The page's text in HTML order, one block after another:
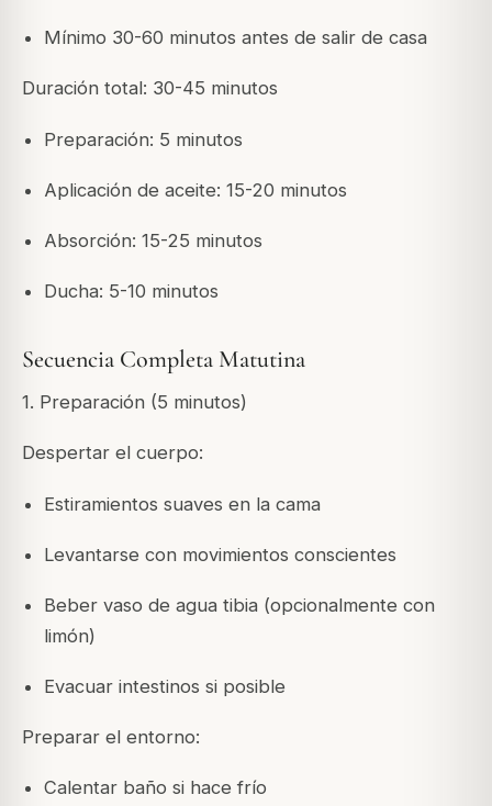
Mínimo 30-60 minutos antes de salir de casa
Duración total: 30-45 minutos
Preparación: 5 minutos
Aplicación de aceite: 15-20 minutos
Absorción: 15-25 minutos
Ducha: 5-10 minutos
Secuencia Completa Matutina
1. Preparación (5 minutos)
Despertar el cuerpo:
Estiramientos suaves en la cama
Levantarse con movimientos conscientes
Beber vaso de agua tibia (opcionalmente con
limón)
Evacuar intestinos si posible
Preparar el entorno:
Calentar baño si hace frío